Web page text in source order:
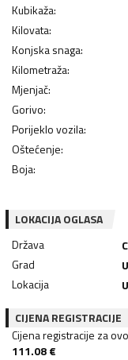
Kubikaža:
Kilovata:
Konjska snaga:
Kilometraža:
Mjenjač:
Gorivo:
Porijeklo vozila:
Oštećenje:
Boja:
LOKACIJA OGLASA
Država
Grad
Lokacija
CIJENA REGISTRACIJE
Cijena registracije za
111.08€